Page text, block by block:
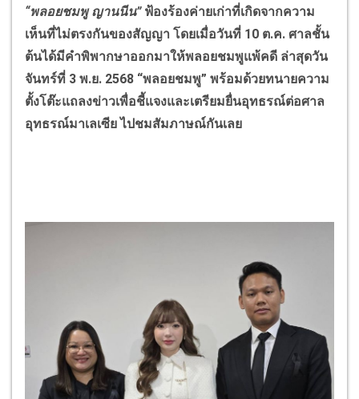
“พลอยชมพู ญานนีน” ฟ้องร้องค่ายเก่าที่เกิดจากความ
เห็นที่ไม่ตรงกันของสัญญา โดยเมื่อวันที่ 10 ต.ค. ศาลชั้น
ต้นได้มีคำพิพากษาออกมาให้พลอยชมพูแพ้คดี ล่าสุดวัน
จันทร์ที่ 3 พ.ย. 2568 “พลอยชมพู” พร้อมด้วยทนายความ
ตั้งโต๊ะแถลงข่าวเพื่อชี้แจงและเตรียมยื่นอุทธรณ์ต่อศาล
อุทธรณ์มาเลเซีย ไปชมสัมภาษณ์กันเลย